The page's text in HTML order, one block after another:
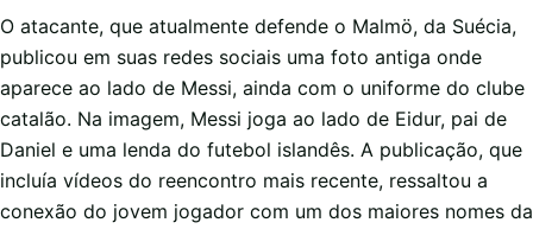
O atacante, que atualmente defende o Malmö, da Suécia,
publicou em suas redes sociais uma foto antiga onde
aparece ao lado de Messi, ainda com o uniforme do clube
catalão. Na imagem, Messi joga ao lado de Eidur, pai de
Daniel e uma lenda do futebol islandês. A publicação, que
incluía vídeos do reencontro mais recente, ressaltou a
conexão do jovem jogador com um dos maiores nomes da